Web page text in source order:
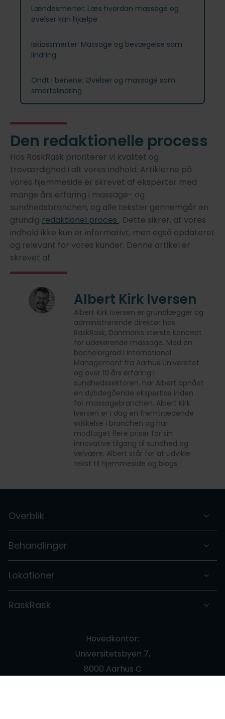
Lændesmerter: Læs hvordan massage og
øvelser kan hjælpe
Iskiassmerter: Massage og bevægelse som
lindring
Ondt i benene: Øvelser og massage som
smertelindring
Den redaktionelle process
Hos RaskRask prioriterer vi kvalitet og
troværdighed i alt vores indhold. Artiklerne på
vores hjemmeside er skrevet af eksperter med
mange års erfaring i massage- og
sundhedsbranchen, og alle tekster gennemgår en
grundig redaktionel proces . Dette sikrer, at vores
indhold ikke kun er informativt, men også opdateret
og relevant for vores kunder. Denne artikel er
skrevet af:
Albert Kirk Iversen
Albert Kirk Iversen er grundlægger og
administrerende direktør hos
RaskRask, Danmarks største koncept
for udekørende massage. Med en
bachelorgrad i International
Management fra Aarhus Universitet
og over 10 års erfaring i
sundhedssektoren, har Albert opnået
en dybdegående ekspertise inden
for massagebranchen. Albert Kirk
Iversen er i dag en fremtrædende
skikkelse i branchen og har
modtaget flere priser for sin
innovative tilgang til sundhed og
velvære. Albert står for at udvikle
tekst til hjemmeside og blogs.
Overblik
Behandlinger
Lokationer
RaskRask
Hovedkontor:
Universitetsbyen 7,
8000 Aarhus C